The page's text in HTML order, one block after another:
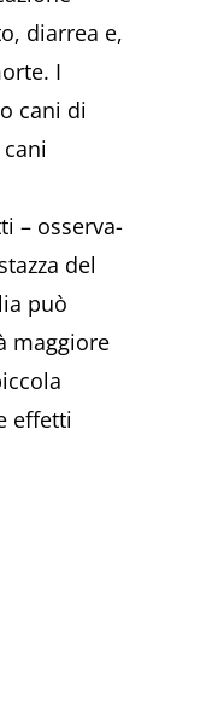
diarrea e,
I
cani di
– osserva-
del
può
maggiore
effetti